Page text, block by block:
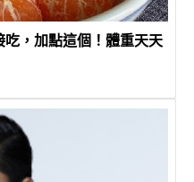
，加點這個！體重天天